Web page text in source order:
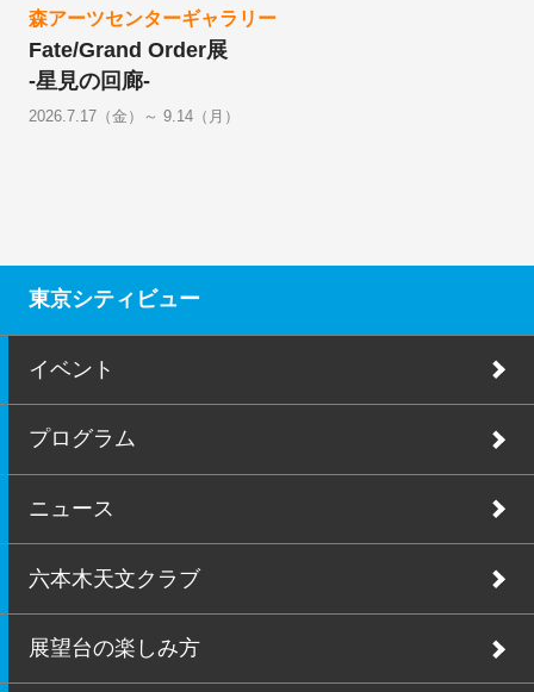
森アーツセンターギャラリー
Fate/Grand Order展
-星見の回廊-
2026.7.17（金）～ 9.14（月）
東京シティビュー
イベント
プログラム
ニュース
六本木天文クラブ
展望台の楽しみ方